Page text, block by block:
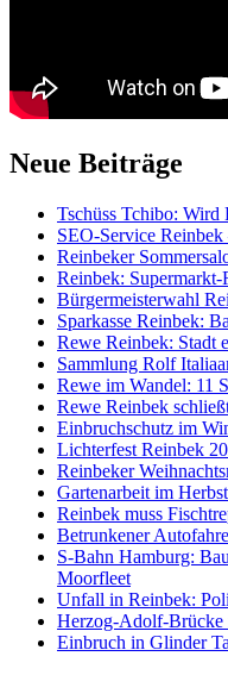
Neue Beiträge
Tschüss Tchibo: Wird
SEO-Service
Reinbeker
Reinbek:
Bürgermeisterwahl
Sparkasse Reinbek:
Rewe Reinbek: Stadt
Sammlung Rolf
Rewe im Wandel: 11
Rewe Reinbek
Einbruchschutz im
Lichterfest Reinbek
Reinbeker
Gartenarbeit im
Reinbek muss
Betrunkener
S-Bahn Hamburg:
Moorfleet
Unfall in Reinbek:
Herzog-Adolf-Brücke
Einbruch in Glinder